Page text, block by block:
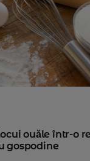
ouăle într-o
gospodine